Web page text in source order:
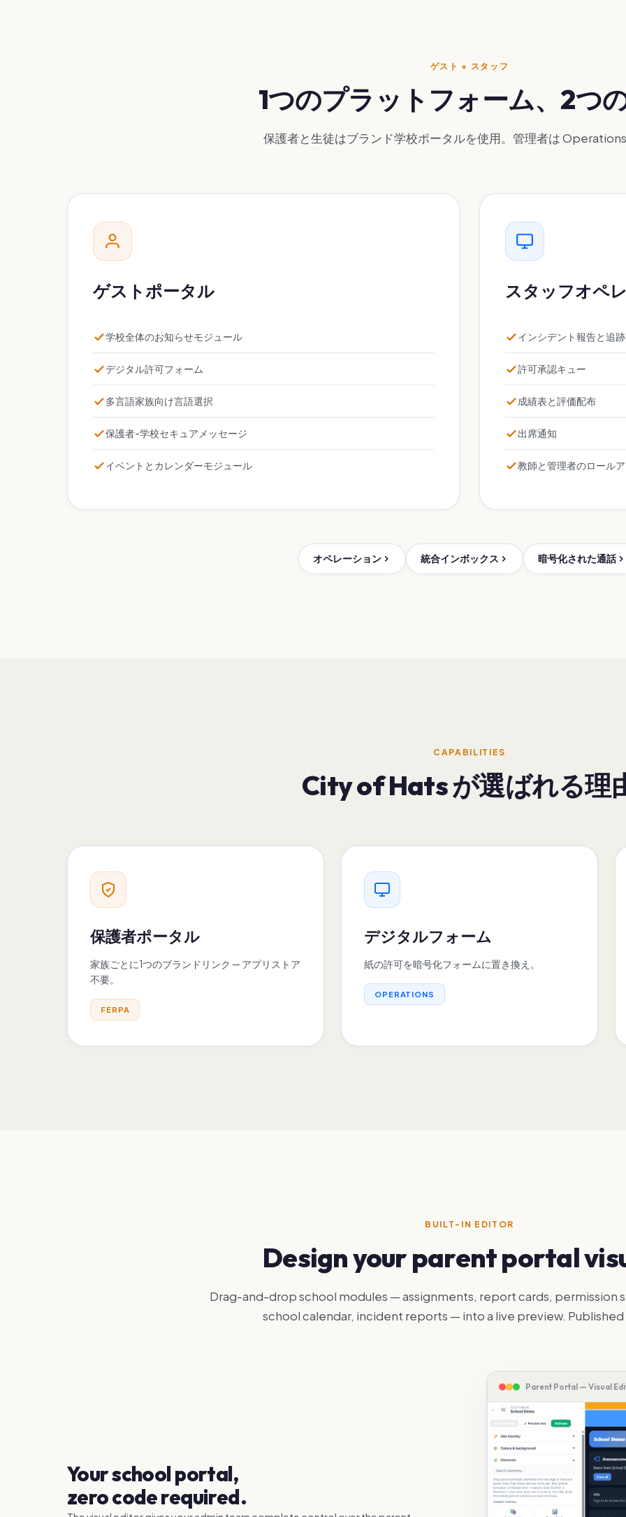
ゲスト + スタッフ
1つのプラットフォーム、2つ
保護者と生徒はブランド学校ポータルを使用。管理者は
ゲストポータル
学校全体のお知らせモジュール
デジタル許可フォーム
多言語家族向け言語選択
保護者-学校セキュアメッセージ
イベントとカレンダーモジュール
スタッフオペ
インシデント報告と追跡
許可承認キュー
成績表と評価配布
出席通知
教師と管理者のロール
オペレーション 統合インボックス 暗号化された通話
CAPABILITIES
City of Hats が選ばれる理
保護者ポータル
家族ごとに1つのブランドリンク — アプリストア
不要。
FERPA
デジタルフォーム
紙の許可を暗号化フォームに置き換え。
OPERATIONS
BUILT-IN EDITOR
Design your parent portal
Drag-and-drop school modules — assignments, report cards, permission
school calendar, incident reports — into a live preview.
Your school portal,
zero code required.
Parent Portal — Visual